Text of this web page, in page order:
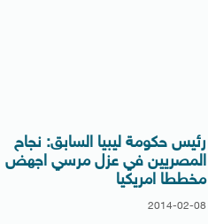
رئيس حكومة ليبيا السابق: نجاح
المصريين في عزل مرسي اجهض
مخططا امريكيا
2014-02-08